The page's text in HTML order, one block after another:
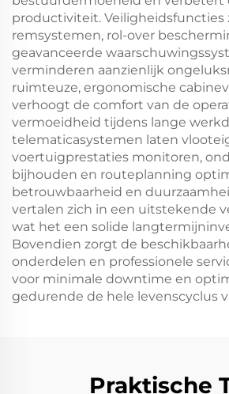
productiviteit. Veiligheidsfuncties
remsystemen, rol-over
geavanceerde
verminderen aanzienlijk
ruimteuze, ergonomische
verhoogt de comfort van de
vermoeidheid tijdens lange
telematicasystemen laten
voertuigprestaties monitoren,
bijhouden en routeplanning
betrouwbaarheid en
vertalen zich in een uitstekende
wat het een solide
Bovendien zorgt de
onderdelen en professionele
voor minimale downtime en
gedurende de hele levenscyclus
Praktische